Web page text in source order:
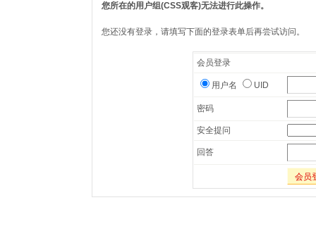
您所在的用户组(CSS观客)无法进行此操作。
您还没有登录，请填写下面的登录表单后再尝试访问。
会员登录
用户名 UID
密码
安全提问
回答
会员